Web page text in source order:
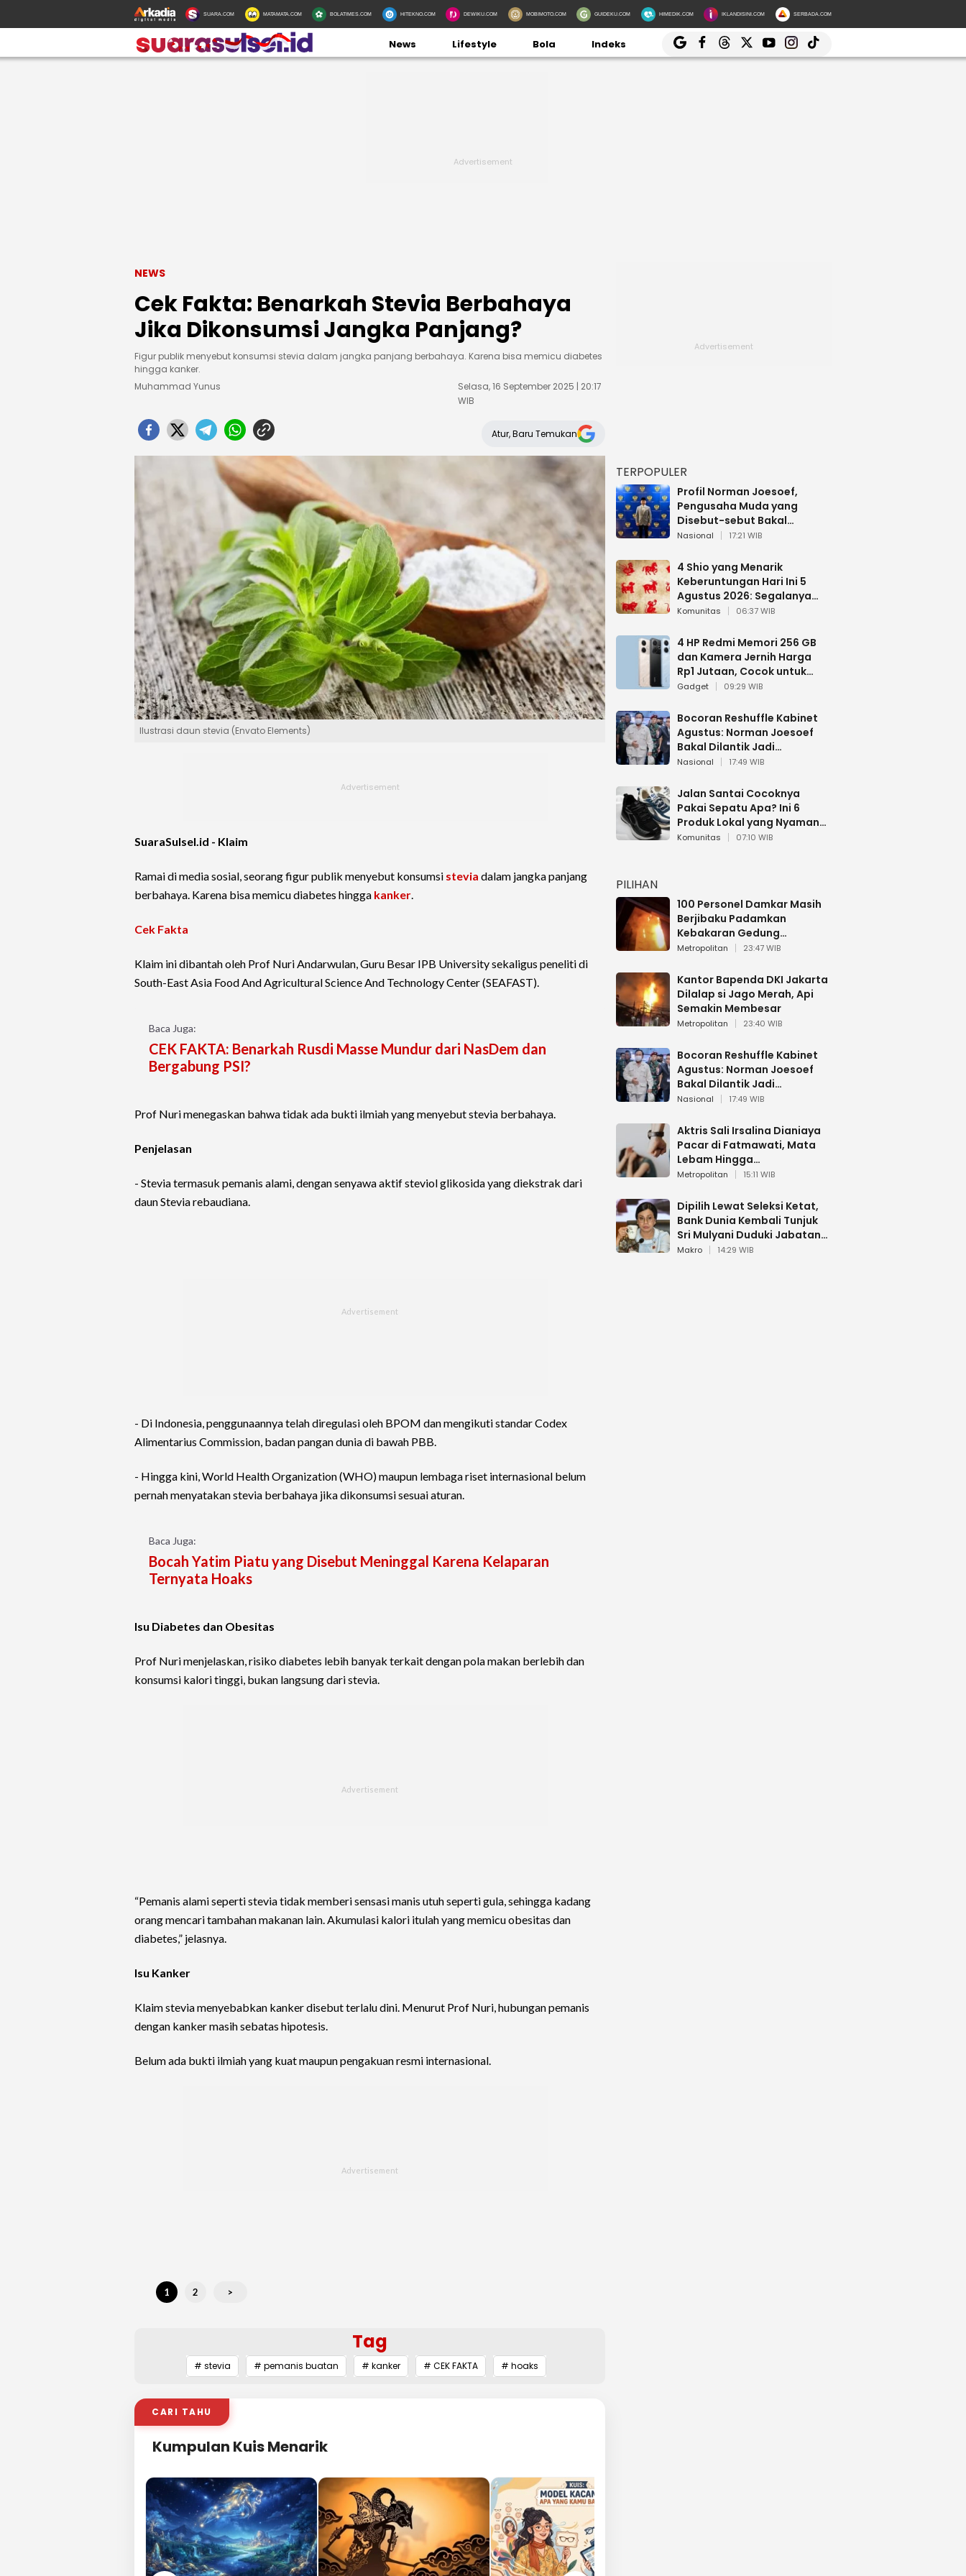
SUARA.COM MATAMATA.COM BOLATIMES.COM HITEKNO.COM DEWIKU.COM MOBIMOTO.COM GUIDEKU.COM HIMEDIK.COM IKLANDISINI.COM SERBADA.COM
News Lifestyle Bola Indeks
NEWS
Cek Fakta: Benarkah Stevia Berbahaya
Jika Dikonsumsi Jangka Panjang?
Figur publik menyebut konsumsi stevia dalam jangka panjang berbahaya. Karena bisa memicu diabetes
hingga kanker.
Muhammad Yunus
Selasa, 16 September 2025 | 20:17
WIB
Atur, Baru Temukan
Ilustrasi daun stevia (Envato Elements)
SuaraSulsel.id - Klaim
Ramai di media sosial, seorang figur publik menyebut konsumsi stevia dalam jangka panjang
berbahaya. Karena bisa memicu diabetes hingga kanker.
Cek Fakta
Klaim ini dibantah oleh Prof Nuri Andarwulan, Guru Besar IPB University sekaligus peneliti di
South-East Asia Food And Agricultural Science And Technology Center (SEAFAST).
Baca Juga:
CEK FAKTA: Benarkah Rusdi Masse Mundur dari NasDem dan
Bergabung PSI?
Prof Nuri menegaskan bahwa tidak ada bukti ilmiah yang menyebut stevia berbahaya.
Penjelasan
- Stevia termasuk pemanis alami, dengan senyawa aktif steviol glikosida yang diekstrak dari
daun Stevia rebaudiana.
- Di Indonesia, penggunaannya telah diregulasi oleh BPOM dan mengikuti standar Codex
Alimentarius Commission, badan pangan dunia di bawah PBB.
- Hingga kini, World Health Organization (WHO) maupun lembaga riset internasional belum
pernah menyatakan stevia berbahaya jika dikonsumsi sesuai aturan.
Baca Juga:
Bocah Yatim Piatu yang Disebut Meninggal Karena Kelaparan
Ternyata Hoaks
Isu Diabetes dan Obesitas
Prof Nuri menjelaskan, risiko diabetes lebih banyak terkait dengan pola makan berlebih dan
konsumsi kalori tinggi, bukan langsung dari stevia.
“Pemanis alami seperti stevia tidak memberi sensasi manis utuh seperti gula, sehingga kadang
orang mencari tambahan makanan lain. Akumulasi kalori itulah yang memicu obesitas dan
diabetes,” jelasnya.
Isu Kanker
Klaim stevia menyebabkan kanker disebut terlalu dini. Menurut Prof Nuri, hubungan pemanis
dengan kanker masih sebatas hipotesis.
Belum ada bukti ilmiah yang kuat maupun pengakuan resmi internasional.
1 2 >
Tag
# stevia # pemanis buatan # kanker # CEK FAKTA # hoaks
CARI TAHU
Kumpulan Kuis Menarik
TERPOPULER
Profil Norman Joesoef,
Pengusaha Muda yang
Disebut-sebut Bakal
Dilantik Jadi Wamenhan RI
Nasional 17:21 WIB
4 Shio yang Menarik
Keberuntungan Hari Ini 5
Agustus 2026: Segalanya
Berjalan Lancar
Komunitas 06:37 WIB
4 HP Redmi Memori 256 GB
dan Kamera Jernih Harga
Rp1 Jutaan, Cocok untuk
Multitasking
Gadget 09:29 WIB
Bocoran Reshuffle Kabinet
Agustus: Norman Joesoef
Bakal Dilantik Jadi
Wamenhan RI
Nasional 17:49 WIB
Jalan Santai Cocoknya
Pakai Sepatu Apa? Ini 6
Produk Lokal yang Nyaman
Buat 17 Agustusan
Komunitas 07:10 WIB
PILIHAN
100 Personel Damkar Masih
Berjibaku Padamkan
Kebakaran Gedung
Bapenda DKI
Metropolitan 23:47 WIB
Kantor Bapenda DKI Jakarta
Dilalap si Jago Merah, Api
Semakin Membesar
Metropolitan 23:40 WIB
Bocoran Reshuffle Kabinet
Agustus: Norman Joesoef
Bakal Dilantik Jadi
Wamenhan RI
Nasional 17:49 WIB
Aktris Sali Irsalina Dianiaya
Pacar di Fatmawati, Mata
Lebam Hingga
Diselamatkan Polantas
Metropolitan 15:11 WIB
Dipilih Lewat Seleksi Ketat,
Bank Dunia Kembali Tunjuk
Sri Mulyani Duduki Jabatan
Strategis
Makro 14:29 WIB